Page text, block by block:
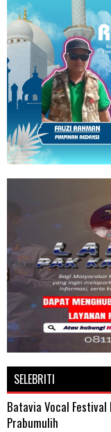
SELEBRITI
Batavia Vocal
Prabumulih